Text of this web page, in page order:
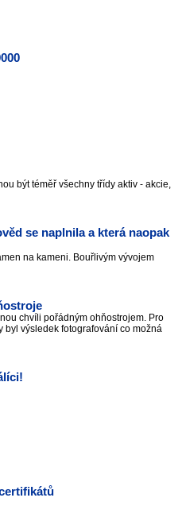
být téměř všechny třídy aktiv - akcie,
se naplnila a která naopak
na kameni. Bouřlivým vývojem
chvíli pořádným ohňostrojem. Pro
byl výsledek fotografování co možná